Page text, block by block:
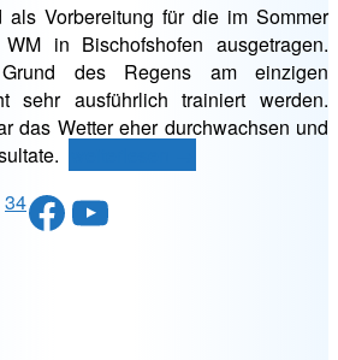
als Vorbereitung für die im Sommer
in Bischofshofen ausgetragen.
des Regens am einzigen
sehr ausführlich trainiert werden.
das Wetter eher durchwachsen und
2016“
34Facebook
YouTube